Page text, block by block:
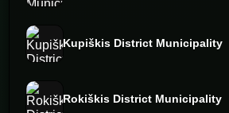
Kupiškis District Municipality
Rokiškis District Municipality